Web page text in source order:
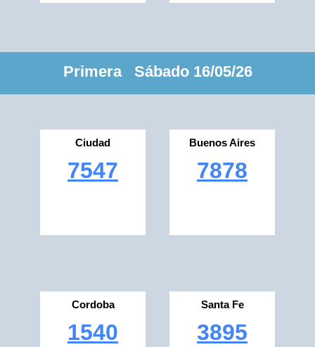
Primera Sábado 16/05/26
Ciudad
7547
Buenos Aires
7878
Cordoba
1540
Santa Fe
3895